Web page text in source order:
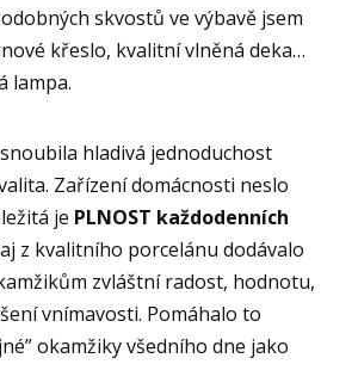
skvostů ve výbavě jsem
křeslo, kvalitní vlněná deka…
lampa.
hladivá jednoduchost
Zařízení domácnosti neslo
je PLNOST každodenních
z kvalitního porcelánu dodávalo
zvláštní radost, hodnotu,
vnímavosti. Pomáhalo to
okamžiky všedního dne jako